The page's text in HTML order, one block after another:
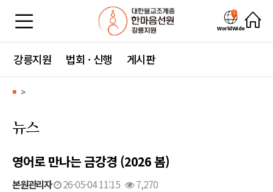
WorldWide
강릉지원 법회 · 신행 게시판
■ >
뉴스
영어로 만나는 금강경 (2026 봄)
본원관리자 26-05-04 11:15 7,270